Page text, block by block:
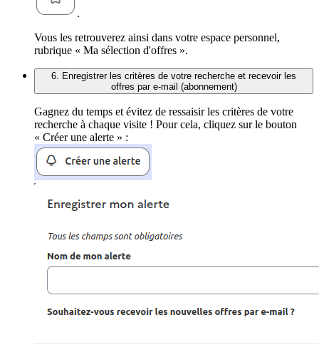
.
Vous les retrouverez ainsi dans votre espace personnel,
rubrique « Ma sélection d'offres ».
6. Enregistrer les critères de votre recherche et recevoir les
offres par e-mail (abonnement)
Gagnez du temps et évitez de ressaisir les critères de votre
recherche à chaque visite ! Pour cela, cliquez sur le bouton
« Créer une alerte » :